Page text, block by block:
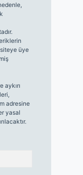
üye
aykırı
adresine
yasal